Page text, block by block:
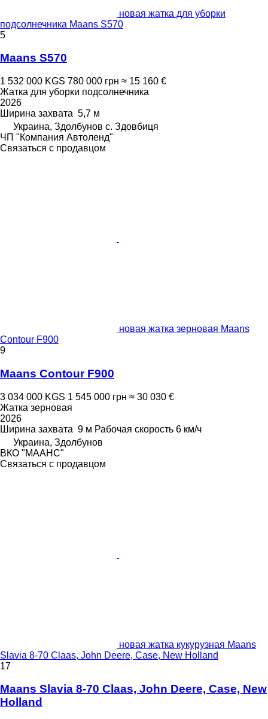
новая жатка для уборки
подсолнечника Maans S570
5
Maans S570
1 532 000 KGS 780 000 грн ≈ 15 160 €
Жатка для уборки подсолнечника
2026
Ширина захвата 5,7 м
Украина, Здолбунов с. Здовбиця
ЧП "Компания Автоленд"
Связаться с продавцом
новая жатка зерновая Maans
Contour F900
9
Maans Contour F900
3 034 000 KGS 1 545 000 грн ≈ 30 030 €
Жатка зерновая
2026
Ширина захвата 9 м Рабочая скорость 6 км/ч
Украина, Здолбунов
ВКО "МААНС"
Связаться с продавцом
новая жатка кукурузная Maans
Slavia 8-70 Claas, John Deere, Case, New Holland
17
Maans Slavia 8-70 Claas, John Deere, Case, New
Holland